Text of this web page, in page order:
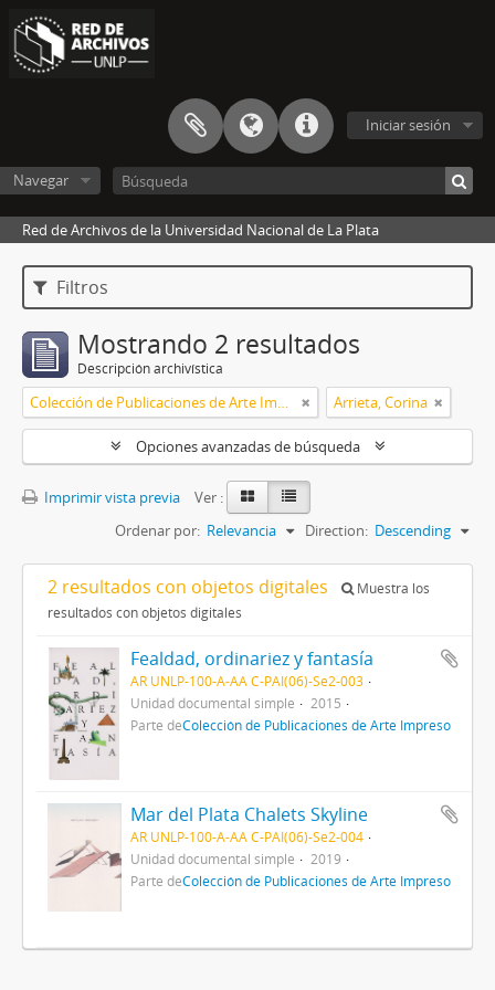
Iniciar sesión
Navegar
Red de Archivos de la Universidad Nacional de La Plata
Filtros
Mostrando 2 resultados
Descripción archivística
Colección de Publicaciones de Arte Impreso Arrieta, Corina
Opciones avanzadas de búsqueda
Imprimir vista previa
Ver :
Ordenar por: Relevancia Direction: Descending
2 resultados con objetos digitales
Muestra los
resultados con objetos digitales
Fealdad, ordinariez y fantasía
AR UNLP-100-A-AA C-PAI(06)-Se2-003
Unidad documental simple
2015
Parte deColección de Publicaciones de Arte Impreso
Mar del Plata Chalets Skyline
AR UNLP-100-A-AA C-PAI(06)-Se2-004
Unidad documental simple
2019
Parte deColección de Publicaciones de Arte Impreso